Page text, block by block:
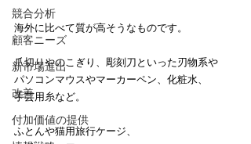
競合分析
顧客ニーズ
新市場進出
改善
付加価値の提供
海外に比べて質が高そうなものです。
爪切りやのこぎり、彫刻刀といった刃物系や
パソコンマウスやマーカーペン、化粧水、
手芸用糸など。
ふとんや猫用旅行ケージ、